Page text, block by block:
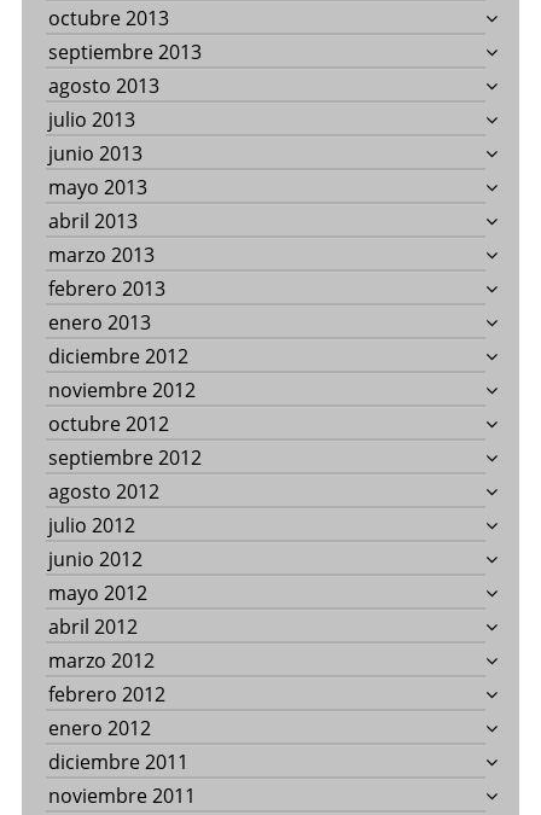
octubre 2013
septiembre 2013
agosto 2013
julio 2013
junio 2013
mayo 2013
abril 2013
marzo 2013
febrero 2013
enero 2013
diciembre 2012
noviembre 2012
octubre 2012
septiembre 2012
agosto 2012
julio 2012
junio 2012
mayo 2012
abril 2012
marzo 2012
febrero 2012
enero 2012
diciembre 2011
noviembre 2011